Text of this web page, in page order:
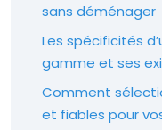
sans déménager
Les spécificités
gamme et ses
Comment
et fiables pour